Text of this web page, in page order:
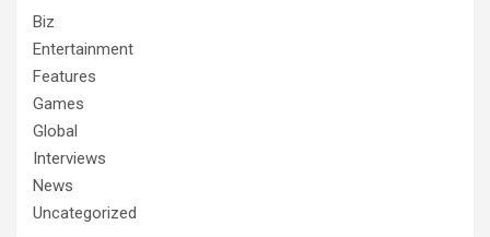
Biz
Entertainment
Features
Games
Global
Interviews
News
Uncategorized